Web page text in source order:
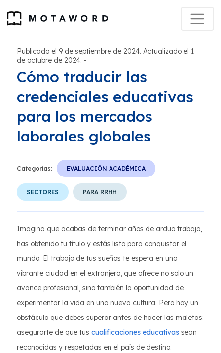
Publicado el 9 de septiembre de 2024. Actualizado el 1
de octubre de 2024. -
Cómo traducir las
credenciales educativas
para los mercados
laborales globales
Categorías: EVALUACIÓN ACADÉMICA
SECTORES PARA RRHH
Imagina que acabas de terminar años de arduo trabajo,
has obtenido tu título y estás listo para conquistar el
mundo. El trabajo de tus sueños te espera en una
vibrante ciudad en el extranjero, que ofrece no solo un
avance profesional, sino también la oportunidad de
experimentar la vida en una nueva cultura. Pero hay un
obstáculo que debes superar antes de hacer las maletas:
asegurarte de que tus cualificaciones educativas sean
reconocidas y respetadas en el país de destino.